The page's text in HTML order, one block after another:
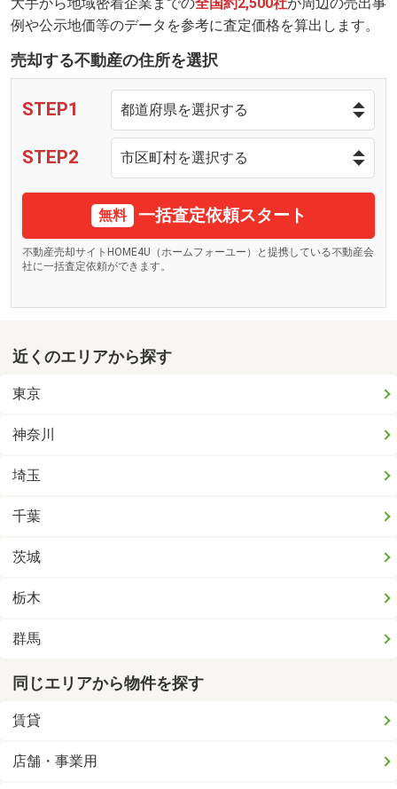
例や公示地価等のデータを参考に査定価格を算出します。
売却する不動産の住所を選択
STEP1
STEP2
無料 一括査定依頼スタート
不動産売却サイトHOME4U（ホームフォーユー）と提携している不動産会
社に一括査定依頼ができます。
近くのエリアから探す
東京
神奈川
埼玉
千葉
茨城
栃木
群馬
同じエリアから物件を探す
賃貸
店舗・事業用